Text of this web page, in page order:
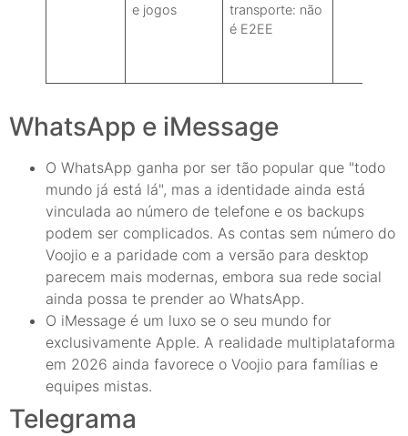
e jogos
transporte: não
é E2EE
WhatsApp e iMessage
O WhatsApp ganha por ser tão popular que "todo
mundo já está lá", mas a identidade ainda está
vinculada ao número de telefone e os backups
podem ser complicados. As contas sem número do
Voojio e a paridade com a versão para desktop
parecem mais modernas, embora sua rede social
ainda possa te prender ao WhatsApp.
O iMessage é um luxo se o seu mundo for
exclusivamente Apple. A realidade multiplataforma
em 2026 ainda favorece o Voojio para famílias e
equipes mistas.
Telegrama